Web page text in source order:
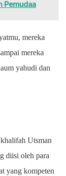
Pemudaa
mereka
mereka
yahudi dan
Utsman
diisi oleh para
yang kompeten